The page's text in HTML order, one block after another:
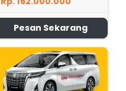
Pesan Sekarang